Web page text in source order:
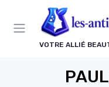
VOTRE ALLIÉ
Panneau de gestion des